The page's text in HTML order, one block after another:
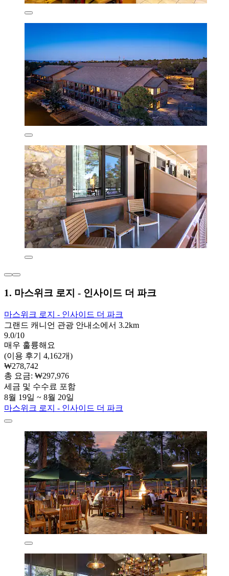
1. 마스위크 로지 - 인사이드 더 파크
마스위크 로지 - 인사이드 더 파크
그랜드 캐니언 관광 안내소에서 3.2km
9.0/10
매우 훌륭해요
(이용 후기 4,162개)
₩278,742
총 요금: ₩297,976
세금 및 수수료 포함
8월 19일 ~ 8월 20일
마스위크 로지 - 인사이드 더 파크